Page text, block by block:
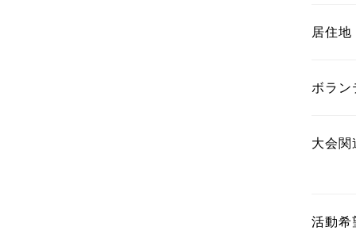
居住地
ボラン
大会
活動希